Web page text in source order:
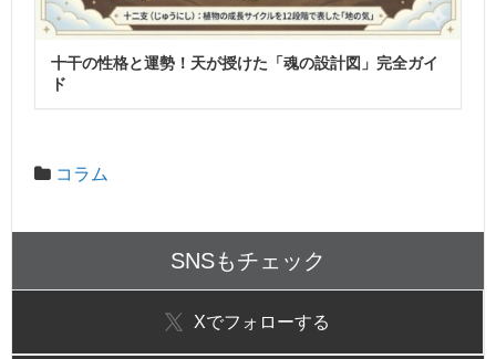
十干の性格と運勢！天が授けた「魂の設計図」完全ガイ
ド
コラム
SNSもチェック
Xでフォローする